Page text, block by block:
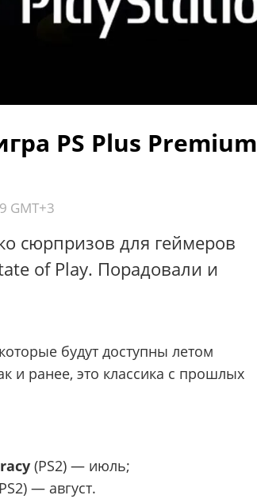
PS Plus Premium
GMT+3
сюрпризов для геймеров
of Play. Порадовали и
будут доступны летом
и ранее, это классика с прошлых
(PS2) — июль;
— август.